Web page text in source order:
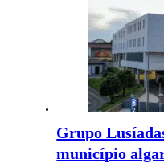
Grupo
município